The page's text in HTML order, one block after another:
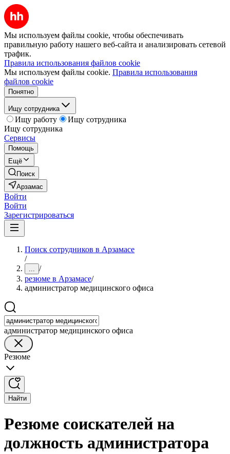
Мы используем файлы cookie, чтобы обеспечивать
правильную работу нашего веб-сайта и анализировать сетевой
трафик.
Правила использования файлов cookie
Мы используем файлы cookie. Правила использования
файлов cookie
Понятно
Ищу сотрудника
Ищу работу
Ищу сотрудника
Ищу сотрудника
Сервисы
Помощь
Ещё
Поиск
Арзамас
Войти
Войти
Зарегистрироваться
Поиск сотрудников в Арзамасе
/
... /
резюме в Арзамасе/
администратор медицинского офиса
администратор медицинского офиса
Резюме
Найти
Резюме соискателей на
должность администратора